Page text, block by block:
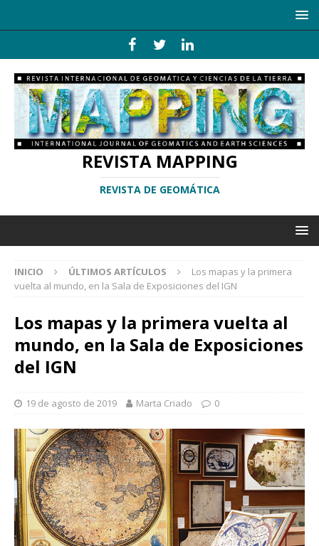
REVISTA MAPPING
REVISTA DE GEOMÁTICA
INICIO ÚLTIMOS ARTÍCULOS
Los mapas y la primera
vuelta al mundo, en la Sala de Exposiciones del IGN
Los mapas y la primera vuelta al
mundo, en la Sala de Exposiciones
del IGN
19 de agosto de 2019 Marta Criado 0